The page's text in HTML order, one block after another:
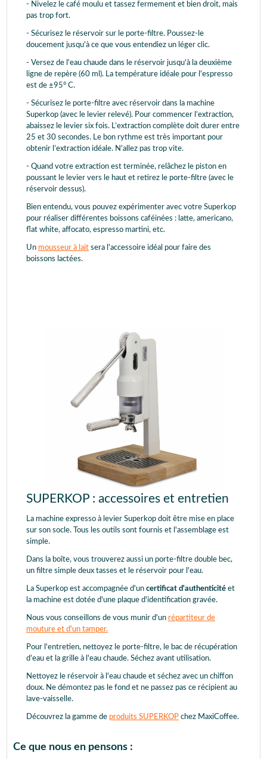
- Nivelez le café moulu et tassez fermement et bien droit, mais
pas trop fort.
- Sécurisez le réservoir sur le porte-filtre. Poussez-le
doucement jusqu'à ce que vous entendiez un léger clic.
- Versez de l'eau chaude dans le réservoir jusqu'à la deuxième
ligne de repère (60 ml). La température idéale pour l'espresso
est de ±95° C.
- Sécurisez le porte-filtre avec réservoir dans la machine
Superkop (avec le levier relevé). Pour commencer l’extraction,
abaissez le levier six fois. L’extraction complète doit durer entre
25 et 30 secondes. Le bon rythme est très important pour
obtenir l’extraction idéale. N'allez pas trop vite.
- Quand votre extraction est terminée, relâchez le piston en
poussant le levier vers le haut et retirez le porte-filtre (avec le
réservoir dessus).
Bien entendu, vous pouvez expérimenter avec votre Superkop
pour réaliser différentes boissons caféinées : latte, americano,
flat white, affocato, espresso martini, etc.
Un mousseur à lait sera l'accessoire idéal pour faire des
boissons lactées.
SUPERKOP : accessoires et entretien
La machine expresso à levier Superkop doit être mise en place
sur son socle. Tous les outils sont fournis et l'assemblage est
simple.
Dans la boîte, vous trouverez aussi un porte-filtre double bec,
un filtre simple deux tasses et le réservoir pour l'eau.
La Superkop est accompagnée d'un certificat d'authenticité et
la machine est dotée d'une plaque d'identification gravée.
Nous vous conseillons de vous munir d'un répartiteur de
mouture et d'un tamper.
Pour l'entretien, nettoyez le porte-filtre, le bac de récupération
d’eau et la grille à l'eau chaude. Séchez avant utilisation.
Nettoyez le réservoir à l'eau chaude et séchez avec un chiffon
doux. Ne démontez pas le fond et ne passez pas ce récipient au
lave-vaisselle.
Découvrez la gamme de produits SUPERKOP chez MaxiCoffee.
Ce que nous en pensons :